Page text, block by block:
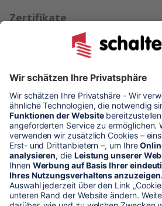
Zertifikate
Kundenmeinungen
* Alle Preise verstehen sich zzgl.